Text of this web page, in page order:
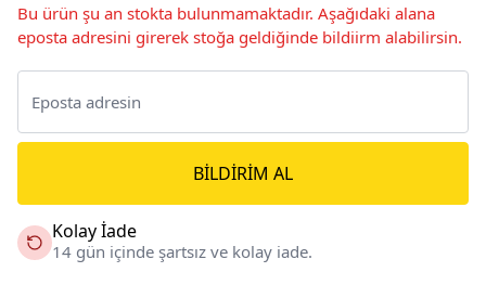
Bu ürün şu an stokta bulunmamaktadır. Aşağıdaki alana
eposta adresini girerek stoğa geldiğinde bildiirm alabilirsin.
BILDIRIM AL
Kolay İade
14 gün içinde şartsız ve kolay iade.